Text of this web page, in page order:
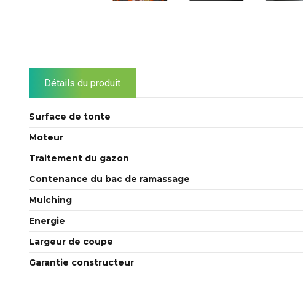
Détails du produit
Surface de tonte
Moteur
Traitement du gazon
Contenance du bac de ramassage
Mulching
Energie
Largeur de coupe
Garantie constructeur